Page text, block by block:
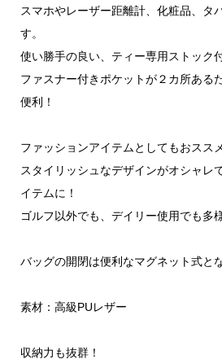
スマホやレーザー距離計、化粧品、タ
す。
使い勝手の良い、ティー専用ストック付
ファスナー付きポケットが２カ所ある
便利！
ファッションアイテムとしてもおスス
スタイリッシュなデザインがオシャレ
イテムに！
ゴルフ以外でも、デイリー使用でも多
バッグの開閉は便利なマグネット式と
素材：高級PUレザー
収納力も抜群！